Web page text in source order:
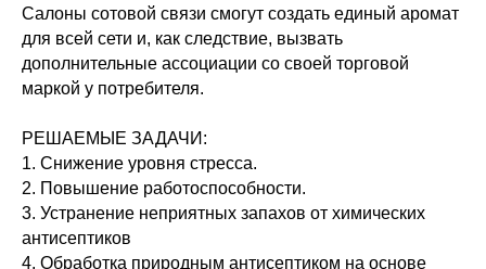
Салоны сотовой связи смогут создать единый аромат
для всей сети и, как следствие, вызвать
дополнительные ассоциации со своей торговой
маркой у потребителя.
РЕШАЕМЫЕ ЗАДАЧИ:
1. Снижение уровня стресса.
2. Повышение работоспособности.
3. Устранение неприятных запахов от химических
антисептиков
4. Обработка природным антисептиком на основе